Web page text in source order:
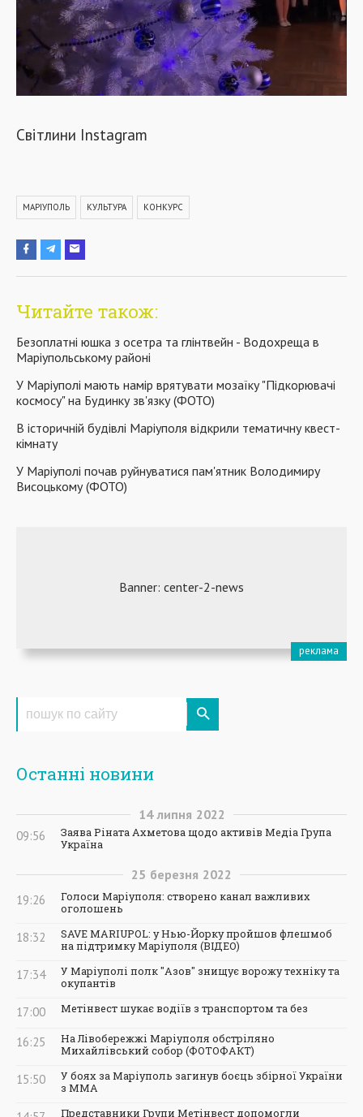
Світлини Instagram
МАРІУПОЛЬ КУЛЬТУРА КОНКУРС
Читайте також:
Безоплатні юшка з осетра та глінтвейн - Водохреща в
Маріупольському районі
У Маріуполі мають намір врятувати мозаїку "Підкорювачі
космосу" на Будинку зв'язку (ФОТО)
В історичній будівлі Маріуполя відкрили тематичну квест-
кімнату
У Маріуполі почав руйнуватися пам'ятник Володимиру
Висоцькому (ФОТО)
Останні новини
14 липня 2022
09:56
Заява Ріната Ахметова щодо активів Медіа Група
Україна
25 березня 2022
19:26
Голоси Маріуполя: створено канал важливих
оголошень
18:32
SAVE MARIUPOL: у Нью-Йорку пройшов флешмоб
на підтримку Маріуполя (ВІДЕО)
17:34
У Маріуполі полк "Азов" знищує ворожу техніку та
окупантів
17:00 Метінвест шукає водіїв з транспортом та без
16:25
На Лівобережжі Маріуполя обстріляно
Михайлівський собор (ФОТОФАКТ)
15:50
У боях за Маріуполь загинув боєць збірної України
з ММА
Представники Групи Метінвест допомогли